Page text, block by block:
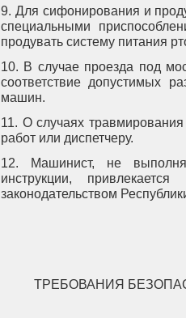
9. Для сифонирования и
специальными
продувать систему питания
10. В случае проезда под
соответствие допустимых
машин.
11. О случаях
работ или диспетчеру.
12. Машинист, не
инструкции,
законодательством
ТРЕБОВАНИЯ